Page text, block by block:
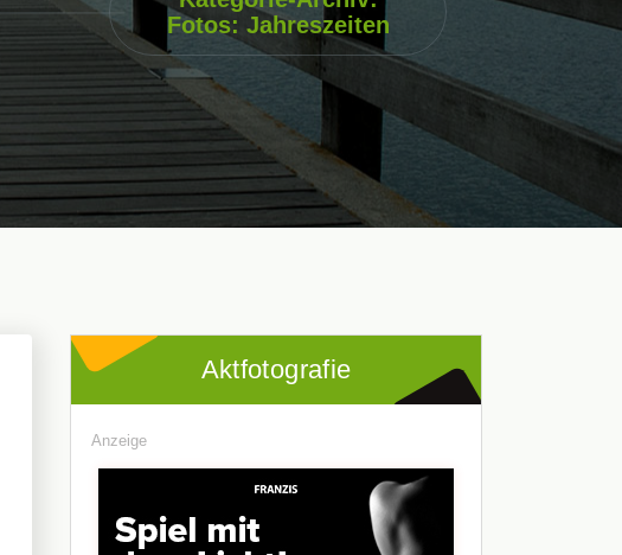
Fotos: Jahreszeiten
Aktfotografie
Anzeige